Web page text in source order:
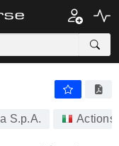
S.p.A. Actions